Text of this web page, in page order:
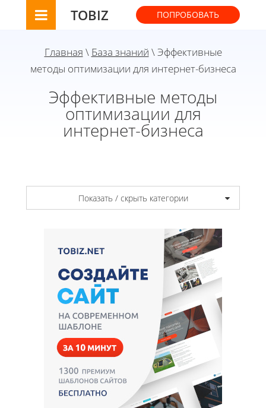
TOBIZ ПОПРОБОВАТЬ
Главная \ База знаний \ Эффективные
методы оптимизации для интернет-бизнеса
Эффективные методы
оптимизации для
интернет-бизнеса
Показать / скрыть категории